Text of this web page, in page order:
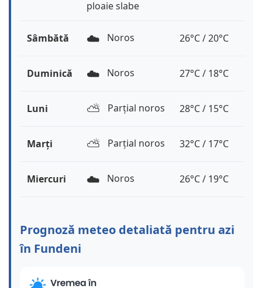
ploaie slabe
Sâmbătă ☁️ Noros 26°C / 20°C
Duminică ☁️ Noros 27°C / 18°C
Luni ⛅️ Parțial noros 28°C / 15°C
Marți ⛅️ Parțial noros 32°C / 17°C
Miercuri ☁️ Noros 26°C / 19°C
Prognoză meteo detaliată pentru azi
în Fundeni